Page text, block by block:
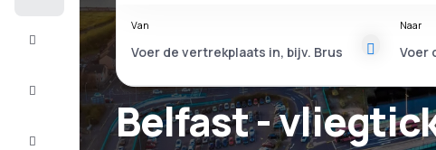
Vakantie
Belfast -
Van Naar